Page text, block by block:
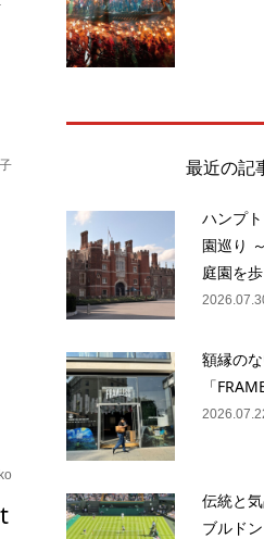
最近の記
ハンプ
園巡り
庭園を
額縁の
「
伝統と
ブルド